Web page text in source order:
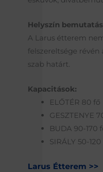
Helyszín
A Larus étterem
felszereltsége
szab határt.
Kapacitások:
ELŐTÉR 80 fő
GESZTENYE
BUDA 90-170
SIRÁLY 50-
Larus Étterem​ >>